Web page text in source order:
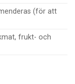
(för att
frukt- och